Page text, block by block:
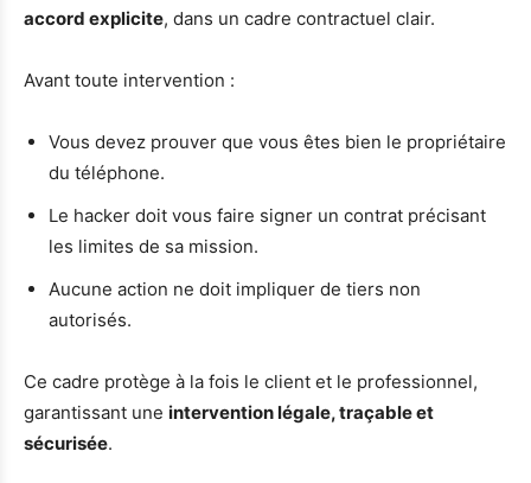
accord explicite, dans un cadre contractuel clair.
Avant toute intervention :
Vous devez prouver que vous êtes bien le propriétaire
du téléphone.
Le hacker doit vous faire signer un contrat précisant
les limites de sa mission.
Aucune action ne doit impliquer de tiers non
autorisés.
Ce cadre protège à la fois le client et le professionnel,
garantissant une intervention légale, traçable et
sécurisée.